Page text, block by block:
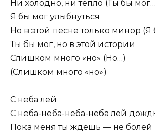
Ни холодно, ни тепло (Ты бы
Я бы мог улыбнуться
Но в этой песне только минор (Я
Ты бы мог, но в этой истории
Слишком много «но» (Но…)
(Слишком много «но»)
С неба лей
С неба-неба-неба-неба лей
Пока меня ты ждешь — не болей